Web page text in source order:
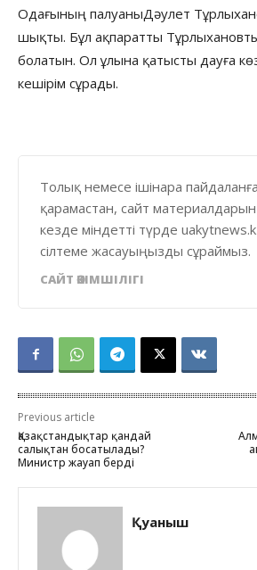
Одағының палуаныДәулет
шықты. Бұл ақпаратты
болатын. Ол ұлына қатысты дауға
кешірім сұрады.
Толық немесе ішінара
қарамастан, сайт
кезде міндетті түрде
сілтеме жасауыңызды сұраймыз.
САЙТ ӘКІМШІЛІГІ
Previous article
Қазақстандықтар қандай
салықтан босатылады?
Министр жауап берді
Қуаныш